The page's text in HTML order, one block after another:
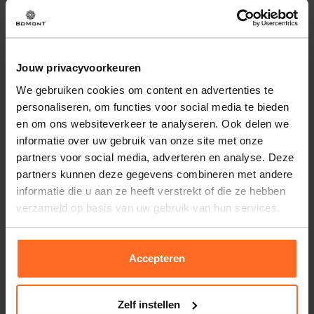
Jouw privacyvoorkeuren
We gebruiken cookies om content en advertenties te
personaliseren, om functies voor social media te bieden
en om ons websiteverkeer te analyseren. Ook delen we
informatie over uw gebruik van onze site met onze
partners voor social media, adverteren en analyse. Deze
partners kunnen deze gegevens combineren met andere
informatie die u aan ze heeft verstrekt of die ze hebben
verzameld op basis van uw gebruik van hun services.
Accepteren
Zelf instellen
Eigenschappen
Artikelnummer
259636-OR
Leveranciersnummer
M1011245A.1
Merk
Superdry & Co
Doelgroep
Heren
Mouwlengte
Korte Mouw
Droger, Lage Temp Strijk
Pasvorm
Slim Fit
Oranje
Het Superdry T-shirt biedt een casual stijl met een ronde
hals en korte mouwen, perfect voor een dagelijkse look. De
terwijl het merk subtiel zichtbaar is voor een trendy touch.
Altijd gratis bezorging
Bezorging is altijd gratis, binnen 1-3 werkdagen
thuisgeleverd met DHL.
Retourneren
Bomont winkels kunt u ook gratis retourneren.